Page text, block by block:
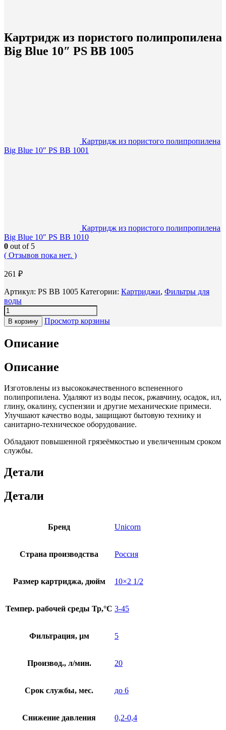
Картридж из пористого полипропилена
Big Blue 10″ PS BB 1005
Картридж из пористого полипропилена
Big Blue 10″ PS BB 1001
Картридж из пористого полипропилена
Big Blue 10″ PS BB 1010
0 out of 5
( Отзывов пока нет. )
261 ₽
Артикул: PS BB 1005 Категории: Картриджи, Фильтры для
воды
В корзину Просмотр корзины
Описание
Описание
Изготовлены из высококачественного вспененного
полипропилена. Удаляют из воды песок, ржавчину, осадок, ил,
глину, окалину, суспензии и другие механические примеси.
Улучшают качество воды, защищают бытовую технику и
санитарно-техническое оборудование.
Обладают повышенной грязеёмкостью и увеличенным сроком
службы.
Детали
Детали
Бренд Unicorn
Страна производства Россия
Размер картриджа, дюйм 10×2 1/2
Темпер. рабочей среды Тр,°С 3-45
Фильтрация, µм 5
Производ., л/мин. 20
Срок службы, мес. до 6
Снижение давления 0,2-0,4